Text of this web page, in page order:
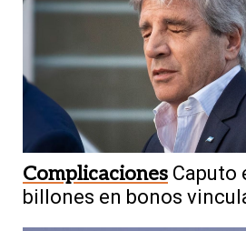
Complicaciones Caputo
billones en bonos